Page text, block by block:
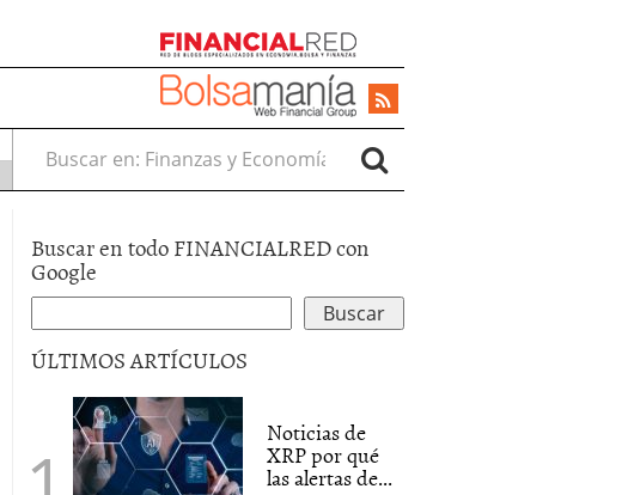
Buscar en:
Buscar en todo FINANCIALRED con
Google
ÚLTIMOS ARTÍCULOS
Noticias de
XRP por qué
las alertas de...